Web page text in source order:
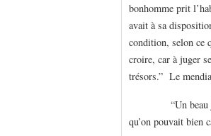
bonhomme prit
avait à sa
condition, selon ce
croire, car à juger
trésors.” Le
“Un beau jour
qu’on pouvait bien